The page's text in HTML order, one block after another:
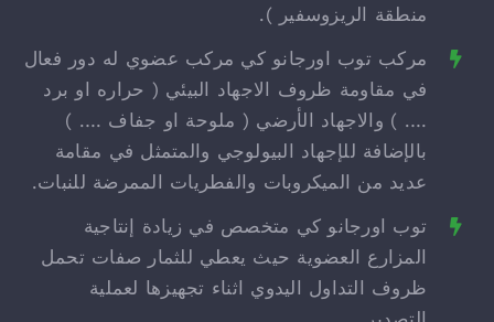
منطقة الريزوسفير ).
مركب توب اورجانو كي مركب عضوي له دور فعال
في مقاومة ظروف الاجهاد البيئي ( حراره او برد
…. ) والاجهاد الأرضي ( ملوحة او جفاف …. )
بالإضافة للإجهاد البيولوجي والمتمثل في مقامة
عديد من الميكروبات والفطريات الممرضة للنبات.
توب اورجانو كي متخصص في زيادة إنتاجية
المزارع العضوية حيث يعطي للثمار صفات تحمل
ظروف التداول اليدوي اثناء تجهيزها لعملية